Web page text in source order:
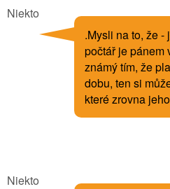
Niekto
.Mysli na to, že
počtář je pánem
známý tím, že
dobu, ten si
které zrovna
Niekto